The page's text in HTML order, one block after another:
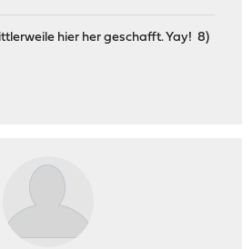
hier her geschafft. Yay! 8)